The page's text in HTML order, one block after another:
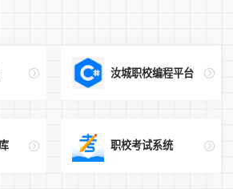
汝城职校编程平台
职校考试系统